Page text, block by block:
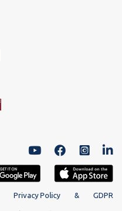
Privacy Policy & GDPR